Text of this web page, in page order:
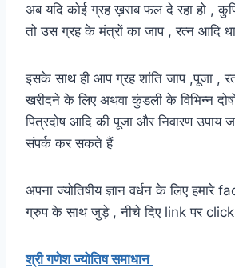
अब यदि कोई ग्रह ख़राब फल दे रहा हो ,
तो उस ग्रह के मंत्रों का जाप , रत्न आदि
इसके साथ ही आप ग्रह शांति जाप ,पूजा ,
खरीदने के लिए अथवा कुंडली के विभिन्न
पित्रदोष आदि की पूजा और निवारण उपाय
संपर्क कर सकते हैं
अपना ज्योतिषीय ज्ञान वर्धन के लिए हमारे
ग्रुप के साथ जुड़े , नीचे दिए link पर
श्री गणेश ज्योतिष समाधान